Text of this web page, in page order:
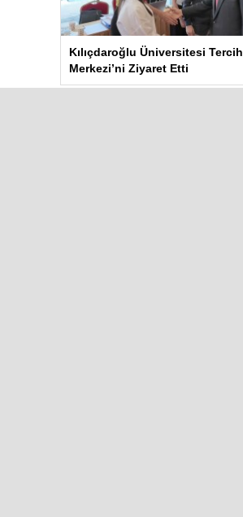
Kılıçdaroğlu Üniversitesi Tercih
Merkezi’ni Ziyaret Etti